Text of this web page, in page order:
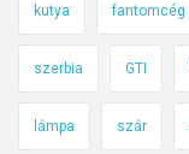
kutya fantomcég
szerbia GTI
lámpa szár